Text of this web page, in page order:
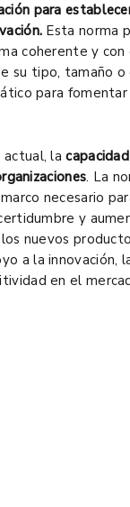
para
Esta norma
coherente y
su tipo, tamaño
para
actual, la
. La
necesario
y
nuevos
a la innovación,
en el